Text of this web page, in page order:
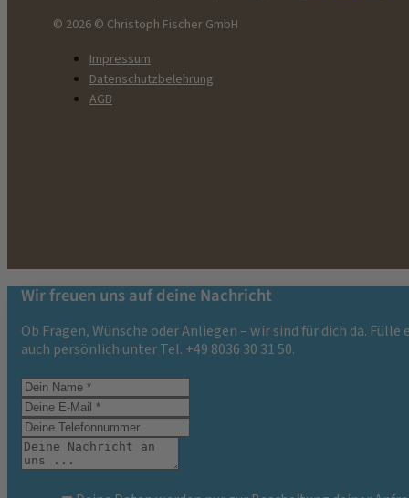
© 2026 © Christoph Fischer GmbH
Impressum
Datenschutzbelehrung
AGB
Wir freuen uns auf deine Nachricht
Ob Fragen, Wünsche oder Anliegen – wir sind für dich da.
auch persönlich unter Tel. +49 8036 30 31 50.